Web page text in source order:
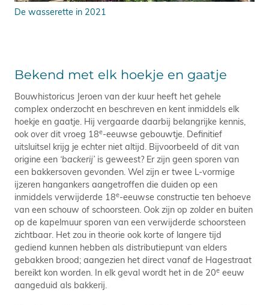
De wasserette in 2021
Bekend met elk hoekje en gaatje
Bouwhistoricus Jeroen van der kuur heeft het gehele
complex onderzocht en beschreven en kent inmiddels elk
hoekje en gaatje. Hij vergaarde daarbij belangrijke kennis,
ook over dit vroeg 18e-eeuwse gebouwtje. Definitief
uitsluitsel krijg je echter niet altijd. Bijvoorbeeld of dit van
origine een ‘backerij’ is geweest? Er zijn geen sporen van
een bakkersoven gevonden. Wel zijn er twee L-vormige
ijzeren hangankers aangetroffen die duiden op een
inmiddels verwijderde 18e-eeuwse constructie ten behoeve
van een schouw of schoorsteen. Ook zijn op zolder en buiten
op de kapelmuur sporen van een verwijderde schoorsteen
zichtbaar. Het zou in theorie ook korte of langere tijd
gediend kunnen hebben als distributiepunt van elders
gebakken brood; aangezien het direct vanaf de Hagestraat
bereikt kon worden. In elk geval wordt het in de 20e eeuw
aangeduid als bakkerij.